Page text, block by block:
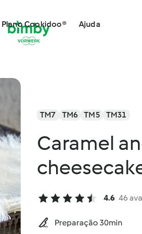
Plano Cookidoo® Ajuda
TM7 TM6 TM5 TM31
Caramel
4.6 46
Preparação 30min